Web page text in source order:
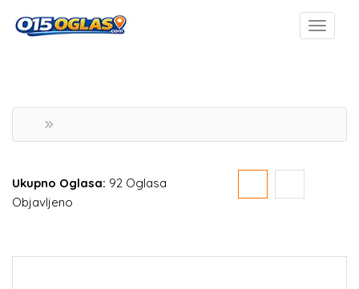
Ukupno Oglasa: 92 Oglasa
Objavljeno